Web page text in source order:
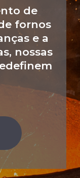
de
fornos
e a
nossas